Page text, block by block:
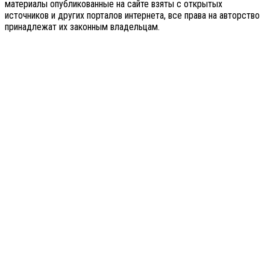
материалы опубликованные на сайте взяты с открытых
источников и других порталов интернета, все права на авторство
принадлежат их законным владельцам.